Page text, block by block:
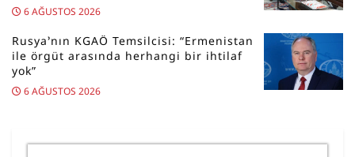
6 AĞUSTOS 2026
Rusya’nın KGAÖ Temsilcisi: “Ermenistan
ile örgüt arasında herhangi bir ihtilaf
yok”
6 AĞUSTOS 2026